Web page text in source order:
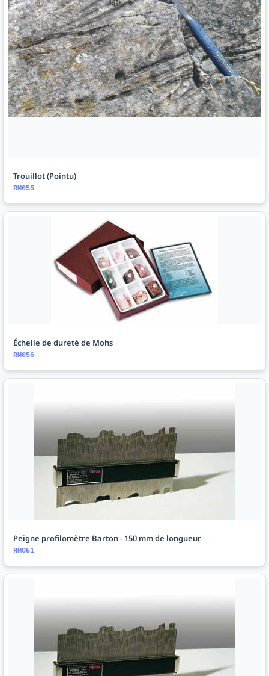
Trouillot (Pointu)
RM055
Échelle de dureté de Mohs
RM056
Peigne profilomètre Barton - 150 mm de longueur
RM051